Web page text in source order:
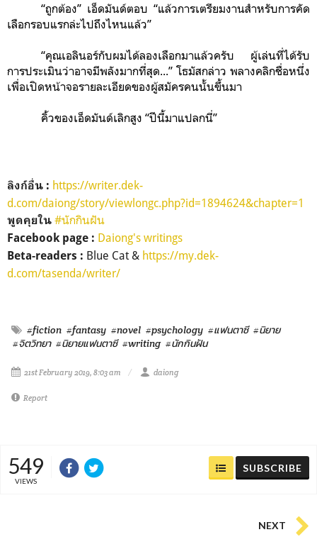
“ถูกต้อง” เอ็ดมันด์ตอบ “แล้วการเตรียมงานสำหรับการคัด
เลือกรอบแรกล่ะไปถึงไหนแล้ว”
“คุณเอลินอร์กับผมได้ลองเลือกมาแล้วครับ ผู้เล่นที่ได้รับ
การประเมินว่าอาจมีพลังมากที่สุด...” โธมัสกล่าว พลางคลิกชื่อหนึ่ง
เพื่อเปิดหน้าจอรายละเอียดของผู้สมัครคนนั้นขึ้นมา
คิ้วของเอ็ดมันด์เลิกสูง “ปีนี้มาแปลกนี่”
ลิงก์อื่น : https://writer.dek-
d.com/daiong/story/viewlongc.php?id=1894624&chapter=1
พูดคุยใน #นักกินฝัน
Facebook page : Daiong's writings
Beta-readers : Blue Cat & https://my.dek-
d.com/tasenda/writer/
#fiction #fantasy #novel #psychology #แฟนตาซี #นิยาย
#จิตวิทยา #นิยายแฟนตาซี #writing #นักกินฝัน
21st February 2019, 8:03 am daiong
Report
549
VIEWS
SUBSCRIBE
NEXT